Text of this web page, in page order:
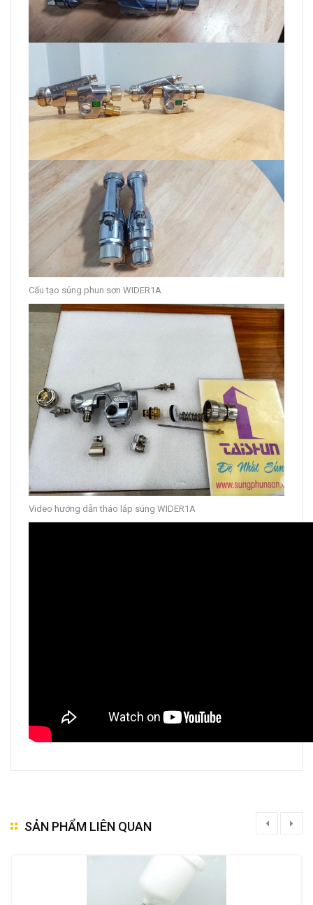
Cấu tạo súng phun sơn WIDER1A
Video hướng dẫn tháo lắp súng WIDER1A
SẢN PHẨM LIÊN QUAN